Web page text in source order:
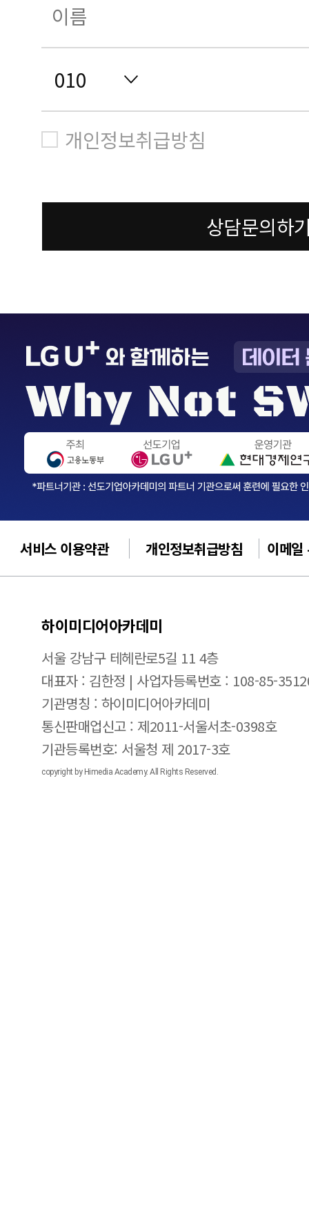
개인정보취급방침
상담문의하
서비스 이용약관 개인정보취급방침 이메일
하이미디어아카데미
서울 강남구 테헤란로5길 11 4층
대표자 : 김한정 | 사업자등록번호 : 108-85-
기관명칭 : 하이미디어아카데미
통신판매업신고 : 제2011-서울서초-0398호
기관등록번호: 서울청 제 2017-3호
copyright by Himedia Academy. All Rights Reserved.